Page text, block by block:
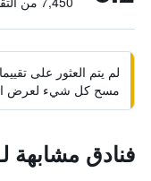
لم يتم العثور على
مسح كل شيء لعرض
فنادق مشابهة